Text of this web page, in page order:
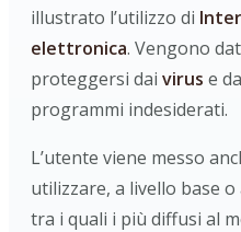
illustrato l’utilizzo di
elettronica. Vengono
proteggersi dai virus e
programmi indesiderati.
L’utente viene messo
utilizzare, a livello base o
tra i quali i più diffusi al